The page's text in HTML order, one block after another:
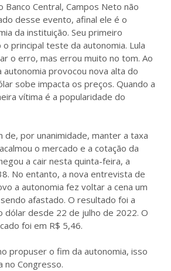
Central, Campos Neto não
desse evento, afinal ele é o
da instituição. Seu primeiro
principal teste da autonomia. Lula
o erro, mas errou muito no tom. Ao
provocou nova alta do
sobe impacta os preços. Quando a
vítima é a popularidade do
de, por unanimidade, manter a taxa
o mercado e a cotação da
a cair nesta quinta-feira, a
No entanto, a nova entrevista de
a autonomia fez voltar a cena um
afastado. O resultado foi a
dólar desde 22 de julho de 2022. O
foi em R$ 5,46.
propuser o fim da autonomia, isso
no Congresso.